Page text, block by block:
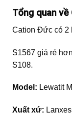
Tổng quan
Cation Đức có 2
S1567 giá rẻ
S108.
Model: Lewatit
Xuất xứ: